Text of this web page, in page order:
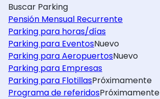
Buscar Parking
Pensión Mensual Recurrente
Parking para horas/días
Parking para EventosNuevo
Parking para AeropuertosNuevo
Parking para Empresas
Parking para FlotillasPróximamente
Programa de referidosPróximamente